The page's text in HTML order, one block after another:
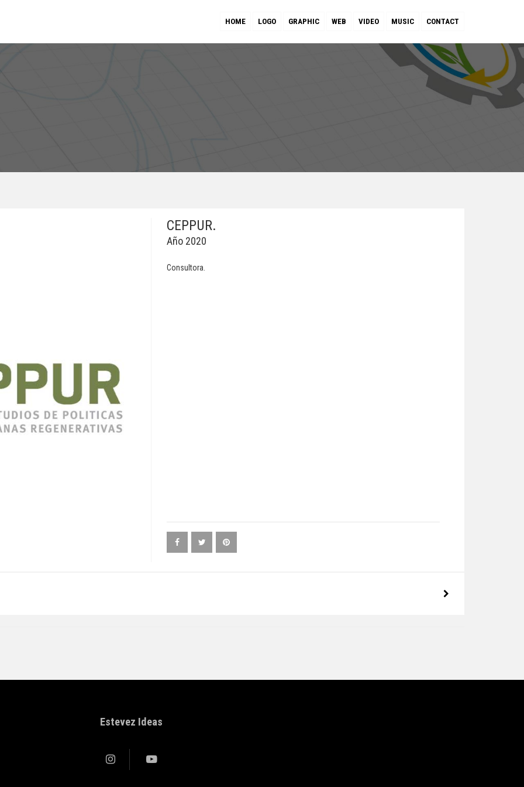
HOME LOGO GRAPHIC WEB VIDEO MUSIC CONTACT
CEPPUR.
Año 2020
Consultora.
Estevez Ideas